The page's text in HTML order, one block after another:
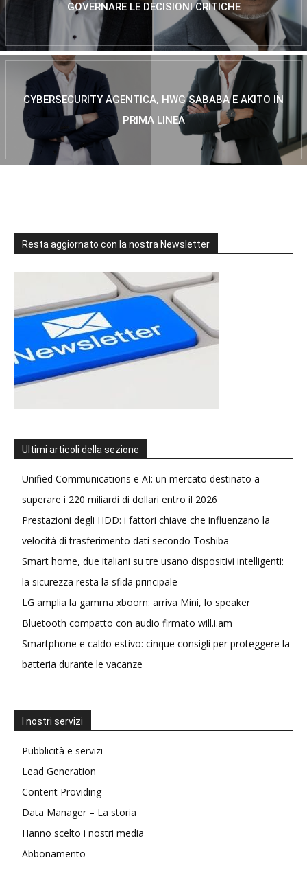
GOVERNARE LE DECISIONI CRITICHE
CYBERSECURITY AGENTICA, HWG SABABA E AKITO IN
PRIMA LINEA
Resta aggiornato con la nostra Newsletter
Ultimi articoli della sezione
Unified Communications e AI: un mercato destinato a
superare i 220 miliardi di dollari entro il 2026
Prestazioni degli HDD: i fattori chiave che influenzano la
velocità di trasferimento dati secondo Toshiba
Smart home, due italiani su tre usano dispositivi intelligenti:
la sicurezza resta la sfida principale
LG amplia la gamma xboom: arriva Mini, lo speaker
Bluetooth compatto con audio firmato will.i.am
Smartphone e caldo estivo: cinque consigli per proteggere la
batteria durante le vacanze
I nostri servizi
Pubblicità e servizi
Lead Generation
Content Providing
Data Manager – La storia
Hanno scelto i nostri media
Abbonamento